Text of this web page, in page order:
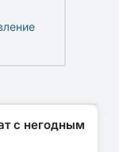
с негодным